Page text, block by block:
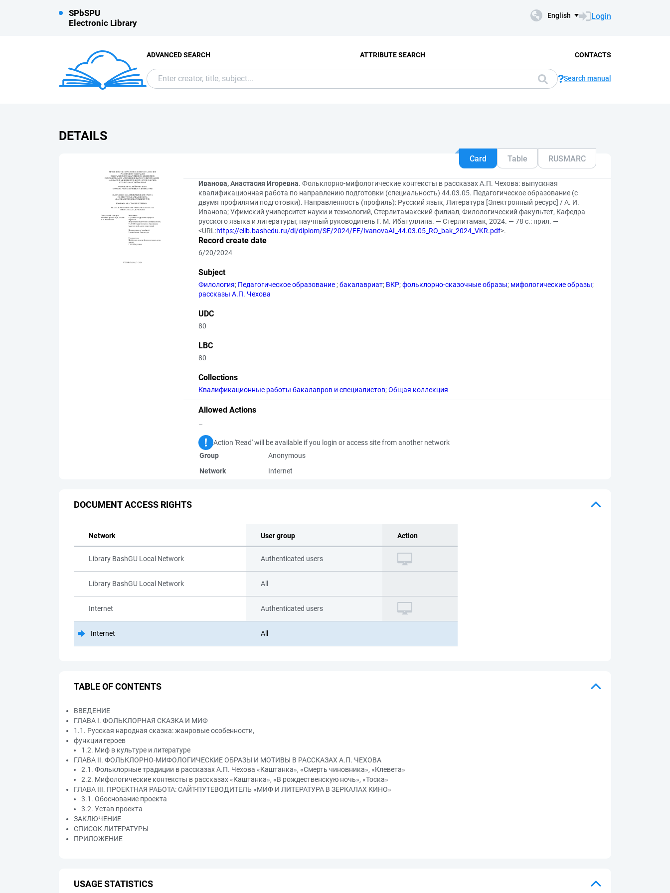
SPbSPU
Electronic Library
English Login
ADVANCED SEARCH ATTRIBUTE SEARCH CONTACTS
Search manual
DETAILS
Card Table RUSMARC
Иванова, Анастасия Игоревна. Фольклорно-мифологические контексты в рассказах А.П. Чехова: выпускная
квалификационная работа по направлению подготовки (специальность) 44.03.05. Педагогическое образование (с
двумя профилями подготовки). Направленность (профиль): Русский язык, Литература [Электронный ресурс] / А. И.
Иванова; Уфимский университет науки и технологий, Стерлитамакский филиал, Филологический факультет, Кафедра
русского языка и литературы; научный руководитель Г. М. Ибатуллина. — Стерлитамак, 2024. — 78 с.: прил. —
<URL:https://elib.bashedu.ru/dl/diplom/SF/2024/FF/IvanovaAI_44.03.05_RO_bak_2024_VKR.pdf>.
Record create date
6/20/2024
Subject
Филология; Педагогическое образование ;бакалавриат; ВКР;фольклорно-сказочные образы; мифологические образы;
рассказы А.П. Чехова
UDC
80
LBC
80
Collections
Квалификационные работы бакалавров и специалистов;Общая коллекция
Allowed Actions
–
Action 'Read' will be available if you login or access site from another network
Group
Anonymous
Network
Internet
DOCUMENT ACCESS RIGHTS
Network User group Action
Library BashGU Local Network Authenticated users
Library BashGU Local Network All
Internet Authenticated users
Internet All
TABLE OF CONTENTS
ВВЕДЕНИЕ
ГЛАВА I. ФОЛЬКЛОРНАЯ СКАЗКА И МИФ
1.1. Русская народная сказка: жанровые особенности,
функции героев
1.2. Миф в культуре и литературе
ГЛАВА II. ФОЛЬКЛОРНО-МИФОЛОГИЧЕСКИЕ ОБРАЗЫ И МОТИВЫ В РАССКАЗАХ А.П. ЧЕХОВА
2.1. Фольклорные традиции в рассказах А.П. Чехова «Каштанка», «Смерть чиновника», «Клевета»
2.2. Мифологические контексты в рассказах «Каштанка», «В рождественскую ночь», «Тоска»
ГЛАВА III. ПРОЕКТНАЯ РАБОТА: САЙТ-ПУТЕВОДИТЕЛЬ «МИФ И ЛИТЕРАТУРА В ЗЕРКАЛАХ КИНО»
3.1. Обоснование проекта
3.2. Устав проекта
ЗАКЛЮЧЕНИЕ
СПИСОК ЛИТЕРАТУРЫ
ПРИЛОЖЕНИЕ
USAGE STATISTICS